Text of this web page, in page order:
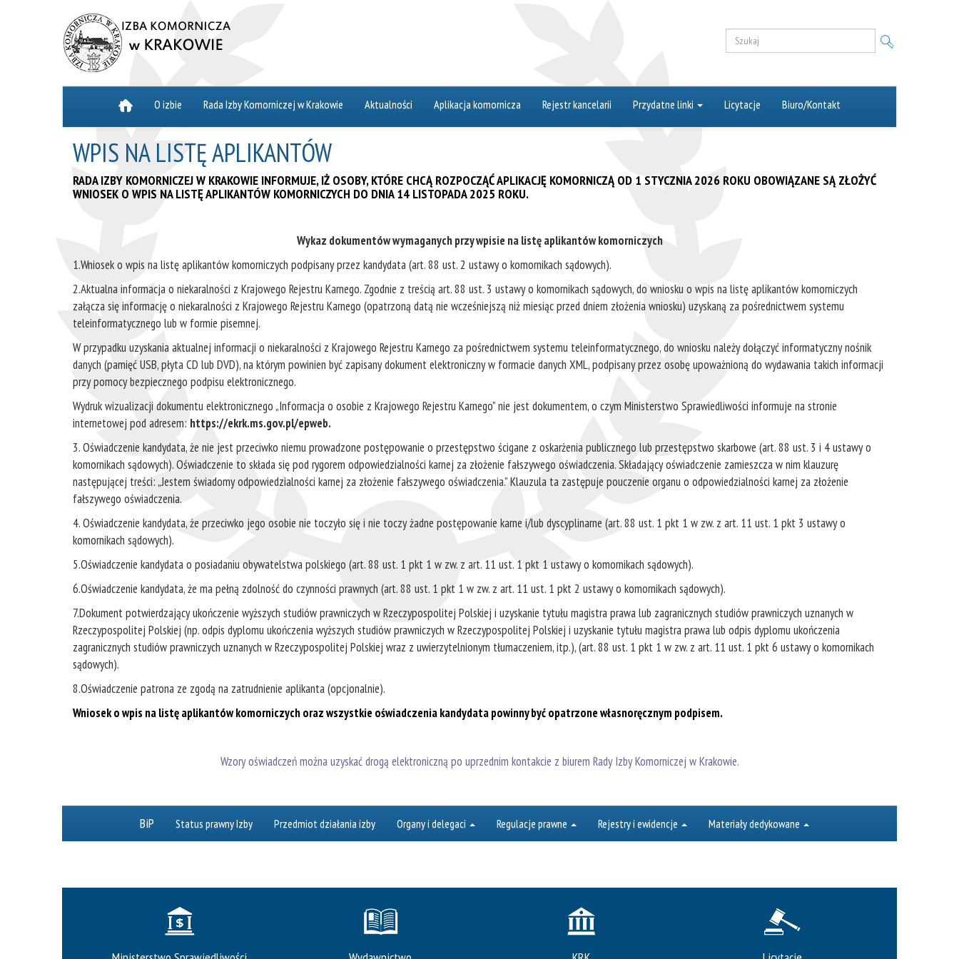
O izbie Rada Izby Komorniczej w Krakowie Aktualności Aplikacja komornicza Rejestr kancelarii Przydatne linki Licytacje Biuro/Kontakt
WPIS NA LISTĘ APLIKANTÓW
RADA IZBY KOMORNICZEJ W KRAKOWIE INFORMUJE, IŻ OSOBY, KTÓRE CHCĄ ROZPOCZĄĆ APLIKACJĘ KOMORNICZĄ OD 1 STYCZNIA 2026 ROKU OBOWIĄZANE SĄ ZŁOŻYĆ
WNIOSEK O WPIS NA LISTĘ APLIKANTÓW KOMORNICZYCH DO DNIA 14 LISTOPADA 2025 ROKU.
Wykaz dokumentów wymaganych przy wpisie na listę aplikantów komorniczych
1.Wniosek o wpis na listę aplikantów komorniczych podpisany przez kandydata (art. 88 ust. 2 ustawy o komornikach sądowych).
2.Aktualna informacja o niekaralności z Krajowego Rejestru Karnego. Zgodnie z treścią art. 88 ust. 3 ustawy o komornikach sądowych, do wniosku o wpis na listę aplikantów komorniczych
załącza się informację o niekaralności z Krajowego Rejestru Karnego (opatrzoną datą nie wcześniejszą niż miesiąc przed dniem złożenia wniosku) uzyskaną za pośrednictwem systemu
teleinformatycznego lub w formie pisemnej.
W przypadku uzyskania aktualnej informacji o niekaralności z Krajowego Rejestru Karnego za pośrednictwem systemu teleinformatycznego, do wniosku należy dołączyć informatyczny nośnik
danych (pamięć USB, płyta CD lub DVD), na którym powinien być zapisany dokument elektroniczny w formacie danych XML, podpisany przez osobę upoważnioną do wydawania takich informacji
przy pomocy bezpiecznego podpisu elektronicznego.
Wydruk wizualizacji dokumentu elektronicznego „Informacja o osobie z Krajowego Rejestru Karnego” nie jest dokumentem, o czym Ministerstwo Sprawiedliwości informuje na stronie
internetowej pod adresem: https://ekrk.ms.gov.pl/epweb.
3. Oświadczenie kandydata, że nie jest przeciwko niemu prowadzone postępowanie o przestępstwo ścigane z oskarżenia publicznego lub przestępstwo skarbowe (art. 88 ust. 3 i 4 ustawy o
komornikach sądowych). Oświadczenie to składa się pod rygorem odpowiedzialności karnej za złożenie fałszywego oświadczenia. Składający oświadczenie zamieszcza w nim klauzurę
następującej treści: „Jestem świadomy odpowiedzialności karnej za złożenie fałszywego oświadczenia.” Klauzula ta zastępuje pouczenie organu o odpowiedzialności karnej za złożenie
fałszywego oświadczenia.
4. Oświadczenie kandydata, że przeciwko jego osobie nie toczyło się i nie toczy żadne postępowanie karne i/lub dyscyplinarne (art. 88 ust. 1 pkt 1 w zw. z art. 11 ust. 1 pkt 3 ustawy o
komornikach sądowych).
5.Oświadczenie kandydata o posiadaniu obywatelstwa polskiego (art. 88 ust. 1 pkt 1 w zw. z art. 11 ust. 1 pkt 1 ustawy o komornikach sądowych).
6.Oświadczenie kandydata, że ma pełną zdolność do czynności prawnych (art. 88 ust. 1 pkt 1 w zw. z art. 11 ust. 1 pkt 2 ustawy o komornikach sądowych).
7.Dokument potwierdzający ukończenie wyższych studiów prawniczych w Rzeczypospolitej Polskiej i uzyskanie tytułu magistra prawa lub zagranicznych studiów prawniczych uznanych w
Rzeczypospolitej Polskiej (np. odpis dyplomu ukończenia wyższych studiów prawniczych w Rzeczypospolitej Polskiej i uzyskanie tytułu magistra prawa lub odpis dyplomu ukończenia
zagranicznych studiów prawniczych uznanych w Rzeczypospolitej Polskiej wraz z uwierzytelnionym tłumaczeniem, itp.), (art. 88 ust. 1 pkt 1 w zw. z art. 11 ust. 1 pkt 6 ustawy o komornikach
sądowych).
8.Oświadczenie patrona ze zgodą na zatrudnienie aplikanta (opcjonalnie).
Wniosek o wpis na listę aplikantów komorniczych oraz wszystkie oświadczenia kandydata powinny być opatrzone własnoręcznym podpisem.
Wzory oświadczeń można uzyskać drogą elektroniczną po uprzednim kontakcie z biurem Rady Izby Komorniczej w Krakowie.
BiP Status prawny Izby Przedmiot działania izby Organy i delegaci Regulacje prawne Rejestry i ewidencje Materiały dedykowane